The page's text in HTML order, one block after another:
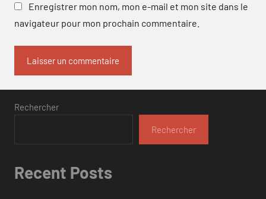
Enregistrer mon nom, mon e-mail et mon site dans le
navigateur pour mon prochain commentaire.
Rechercher
Rechercher
Recent Posts